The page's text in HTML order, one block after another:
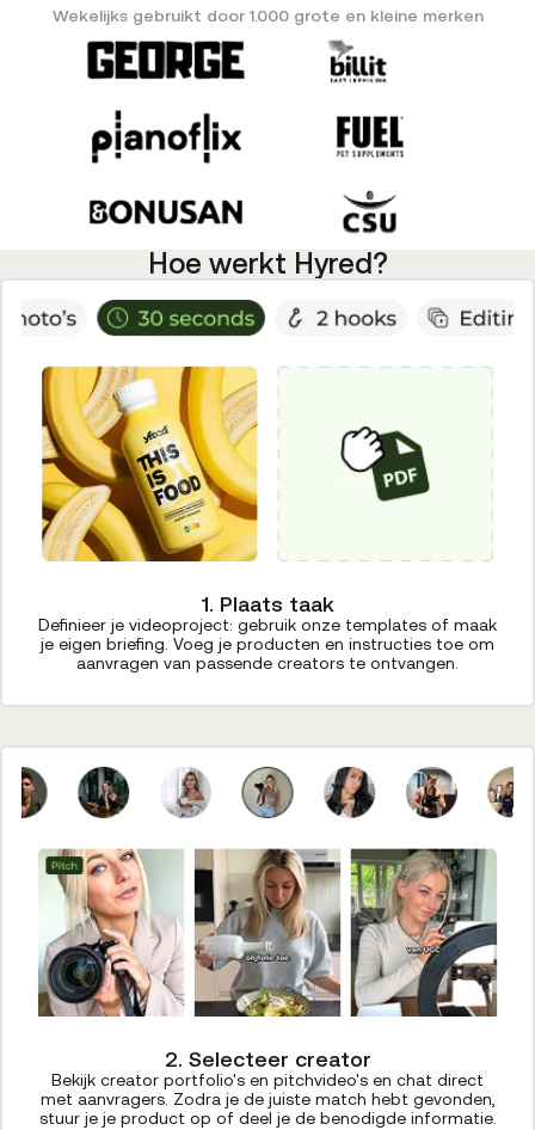
Wekelijks gebruikt door 1.000 grote en kleine merken
Hoe werkt Hyred?
1. Plaats taak
Definieer je videoproject: gebruik onze templates of maak
je eigen briefing. Voeg je producten en instructies toe om
aanvragen van passende creators te ontvangen.
2. Selecteer creator
Bekijk creator portfolio's en pitchvideo's en chat direct
met aanvragers. Zodra je de juiste match hebt gevonden,
stuur je je product op of deel je de benodigde informatie.